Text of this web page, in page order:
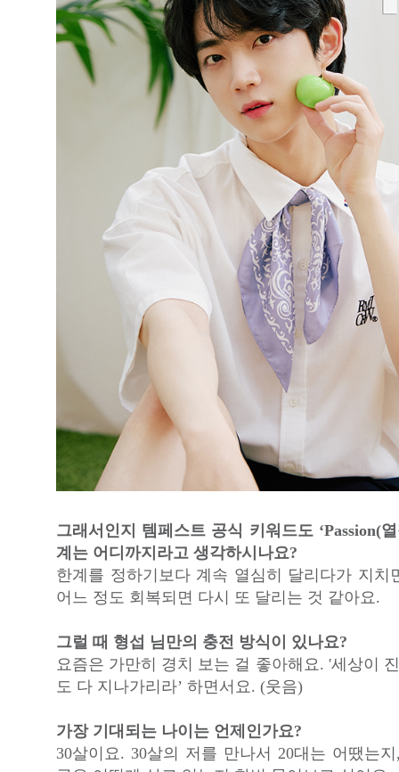
그래서인지 템페스트 공식 키워드도 ‘Passion(
계는 어디까지라고 생각하시나요?
한계를 정하기보다 계속 열심히 달리다가 지치
어느 정도 회복되면 다시 또 달리는 것 같아요.
그럴 때 형섭 님만의 충전 방식이 있나요?
요즘은 가만히 경치 보는 걸 좋아해요. '세상이
도 다 지나가리라’ 하면서요. (웃음)
가장 기대되는 나이는 언제인가요?
30살이요. 30살의 저를 만나서 20대는 어땠는